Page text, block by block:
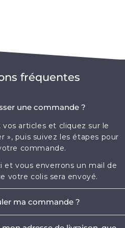
fréquentes
une commande ?
articles et cliquez sur le
», puis suivez les étapes pour
commande.
et vous enverrons un mail de
votre colis sera envoyé.
ma commande ?